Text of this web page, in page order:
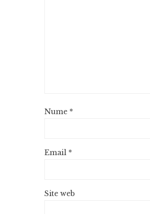
Nume *
Email *
Site web